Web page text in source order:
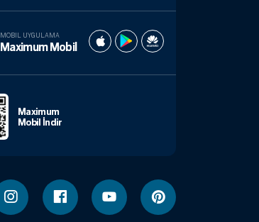
MOBIL UYGULAMA
Maximum Mobil
Maximum
Mobil İndir